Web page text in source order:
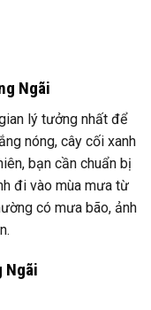
Ngãi
lý tưởng nhất để
nóng, cây cối xanh
bạn cần chuẩn bị
đi vào mùa mưa từ
có mưa bão, ảnh
Ngãi